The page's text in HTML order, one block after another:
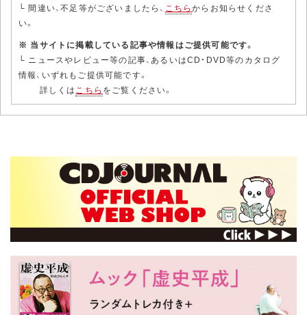
└ 間違い、不足等がございましたら、 こちらからお知らせくださ
い。
※ 当サイトに掲載している記事や情報はご提供可能です。
└ ニュースやレビュー等の記事、あるいはCD・DVD等のカタログ
情報、いずれもご提供可能です。
詳しくはこちら をご覧ください。